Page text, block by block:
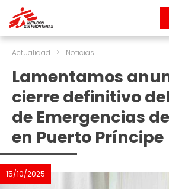
Actualidad > Noticias
Lamentamos
cierre definitivo
de Emergencias
en Puerto Príncipe
15/10/2025